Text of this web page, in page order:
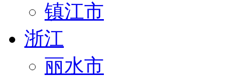
镇江市
浙江
丽水市